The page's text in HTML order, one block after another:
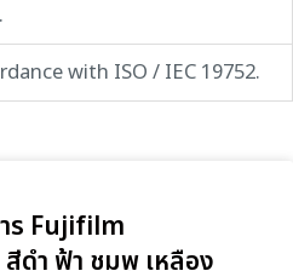
with ISO / IEC 19752.
ร Fujifilm
ดำ ฟ้า ชมพู เหลือง